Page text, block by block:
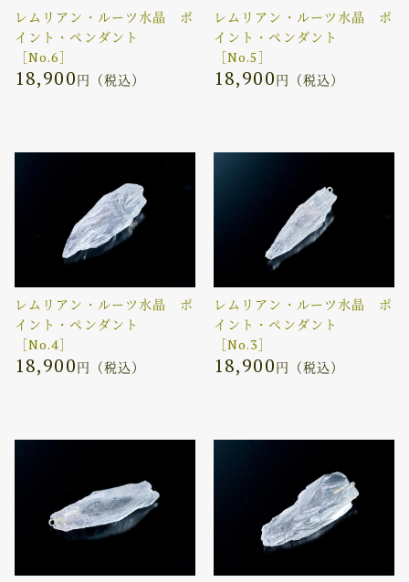
レムリアン・ルーツ水晶 ポ
イント・ペンダント
［No.6］
18,900円（税込）
レムリアン・ルーツ水晶 ポ
イント・ペンダント
［No.5］
18,900円（税込）
レムリアン・ルーツ水晶 ポ
イント・ペンダント
［No.4］
18,900円（税込）
レムリアン・ルーツ水晶 ポ
イント・ペンダント
［No.3］
18,900円（税込）